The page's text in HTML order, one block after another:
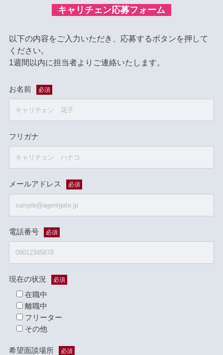
キャリチェン応募フォーム
以下の内容をご入力いただき、応募するボタンを押して
ください。
1週間以内に担当者よりご連絡いたします。
お名前 必須
フリガナ
メールアドレス 必須
電話番号 必須
現在の状況 必須
在職中
離職中
フリーター
その他
希望面談場所 必須